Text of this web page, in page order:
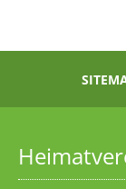
Zur
Zur
Startseite
Impressum
Kontakt(Access